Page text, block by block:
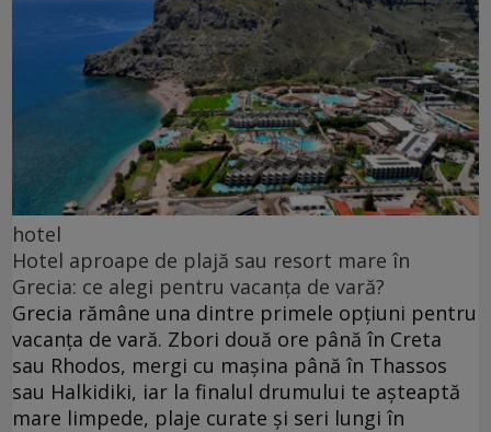
hotel
Hotel aproape de plajă sau resort mare în
Grecia: ce alegi pentru vacanța de vară?
Grecia rămâne una dintre primele opțiuni pentru
vacanța de vară. Zbori două ore până în Creta
sau Rhodos, mergi cu mașina până în Thassos
sau Halkidiki, iar la finalul drumului te așteaptă
mare limpede, plaje curate și seri lungi în